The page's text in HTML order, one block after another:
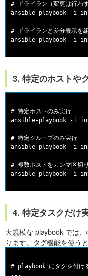
# ドライラン（変更は行わず
ansible-playbook -i
# ドライランと差分表示を
3. 特定のホストや
# 特定ホストのみ実行
ansible-playbook -i
# 特定グループのみ実行
ansible-playbook -i
# 複数ホストをカンマ区切
4. 特定タスクだけ
大規模な playbook では
ります。タグ機能を使う
# playbook にタグを付け